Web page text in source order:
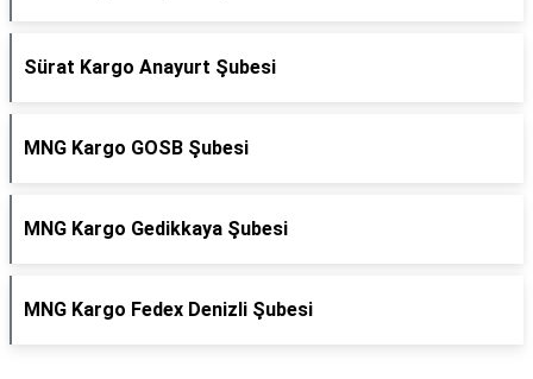
Sürat Kargo Anayurt Şubesi
MNG Kargo GOSB Şubesi
MNG Kargo Gedikkaya Şubesi
MNG Kargo Fedex Denizli Şubesi